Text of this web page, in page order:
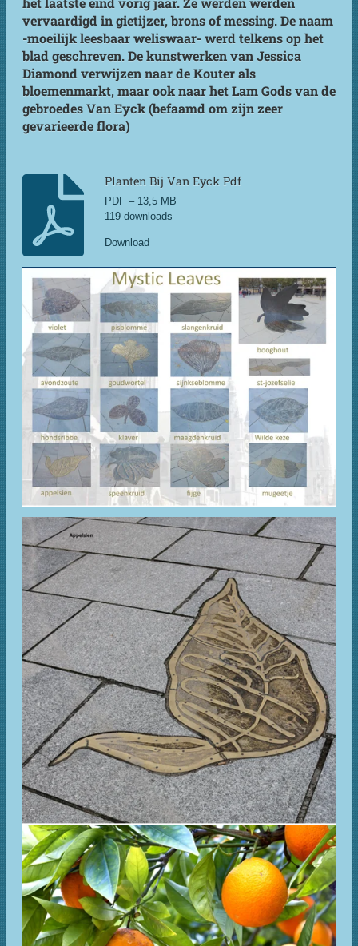
vervaardigd in gietijzer, brons of messing. De naam
-moeilijk leesbaar weliswaar- werd telkens op het
blad geschreven. De kunstwerken van Jessica
Diamond verwijzen naar de Kouter als
bloemenmarkt, maar ook naar het Lam Gods van de
gebroedes Van Eyck (befaamd om zijn zeer
gevarieerde flora)
Planten Bij Van Eyck Pdf
PDF – 13,5 MB
119 downloads
Download